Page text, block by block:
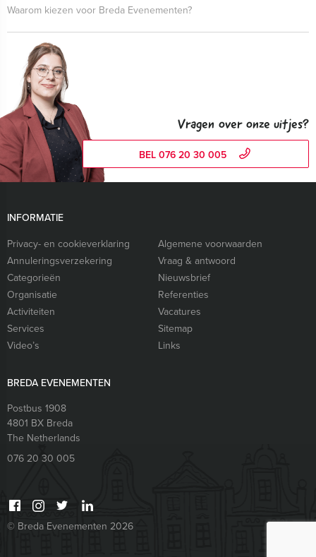
Waarom kiezen voor Breda Evenementen?
Vragen over onze uitjes?
BEL 076 20 30 005
INFORMATIE
Privacy- en cookieverklaring
Algemene voorwaarden
Annuleringsverzekering
Vraag & antwoord
Categorieën
Nieuwsbrief
Organisatie
Referenties
Activiteiten
Vacatures
Services
Sitemap
Video’s
Links
BREDA EVENEMENTEN
Postbus 1908
4801 BX Breda
The Netherlands
076 20 30 005
© Breda Evenementen 2026